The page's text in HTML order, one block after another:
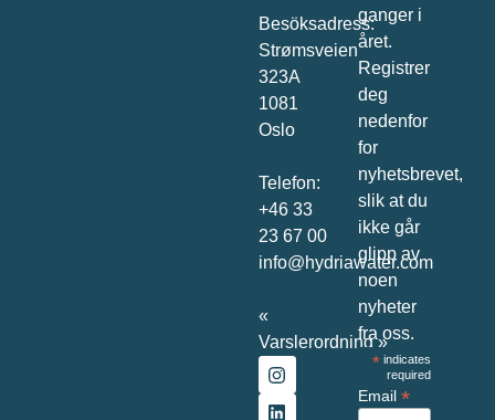
Besöksadress:
Strømsveien
323A
1081
Oslo
Telefon:
+46 33
23 67 00
info@hydriawater.com
«
Varslerordning»
ganger i
året.
Registrer
deg
nedenfor
for
nyhetsbrevet,
slik at du
ikke går
glipp av
noen
nyheter
fra oss.
* indicates
required
Email *